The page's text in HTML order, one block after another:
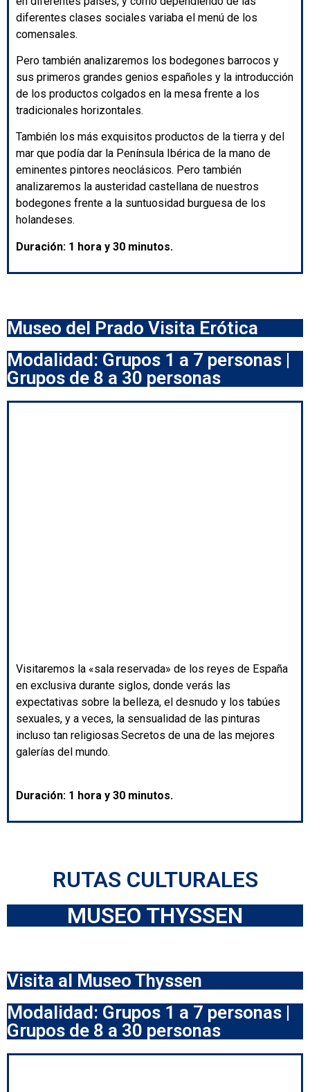
diferentes clases sociales variaba el menú de los
comensales.
Pero también analizaremos los bodegones barrocos y
sus primeros grandes genios españoles y la introducción
de los productos colgados en la mesa frente a los
tradicionales horizontales.
También los más exquisitos productos de la tierra y del
mar que podía dar la Península Ibérica de la mano de
eminentes pintores neoclásicos. Pero también
analizaremos la austeridad castellana de nuestros
bodegones frente a la suntuosidad burguesa de los
holandeses.
Duración: 1 hora y 30 minutos.
Museo del Prado Visita Erótica
Modalidad: Grupos 1 a 7 personas |
Grupos de 8 a 30 personas
Visitaremos la «sala reservada» de los reyes de España
en exclusiva durante siglos, donde verás las
expectativas sobre la belleza, el desnudo y los tabúes
sexuales, y a veces, la sensualidad de las pinturas
incluso tan religiosas.Secretos de una de las mejores
galerías del mundo.
Duración: 1 hora y 30 minutos.
RUTAS CULTURALES
MUSEO THYSSEN
Visita al Museo Thyssen
Modalidad: Grupos 1 a 7 personas |
Grupos de 8 a 30 personas